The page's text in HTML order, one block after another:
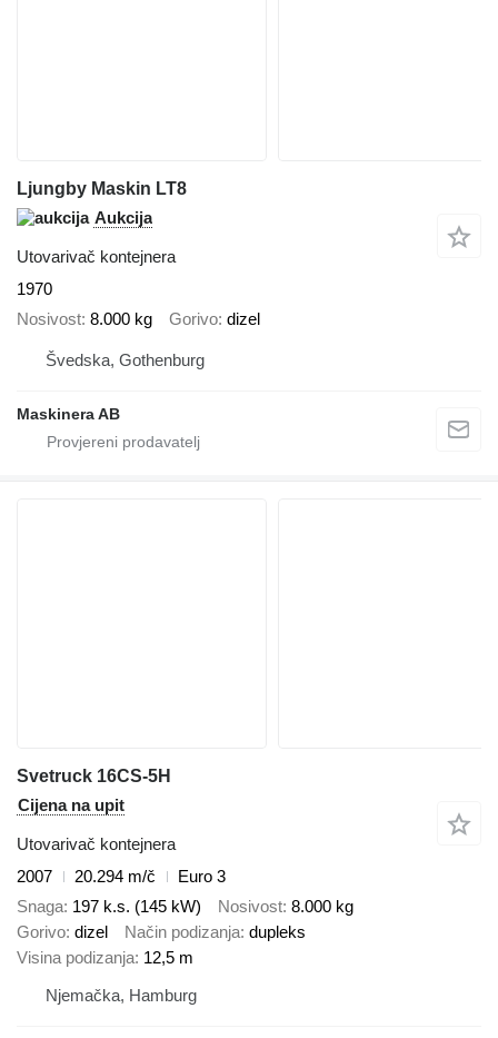
Ljungby Maskin LT8
Aukcija
Utovarivač kontejnera
1970
Nosivost 8.000 kg Gorivo dizel
Švedska, Gothenburg
Maskinera AB
Svetruck 16CS-5H
Cijena na upit
Utovarivač kontejnera
2007
20.294 m/č
Euro 3
Snaga 197 k.s. (145 kW) Nosivost 8.000 kg
Gorivo dizel Način podizanja dupleks
Visina podizanja 12,5 m
Njemačka, Hamburg